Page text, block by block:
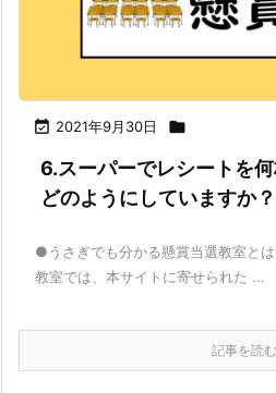
 2021年9月30日 
6.スーパーでレシートを何
どのようにしていますか？
●うさぎでも分かる懸賞当選教室と
教室では、本サイトに寄せられた ...
記事を読む